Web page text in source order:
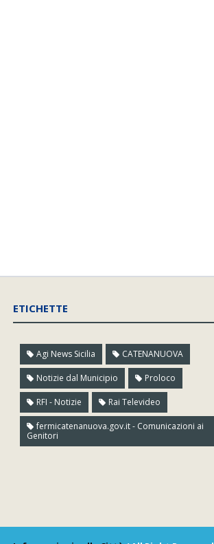
ETICHETTE
Agi News Sicilia CATENANUOVA
Notizie dal Municipio Proloco
RFI - Notizie Rai Televideo
fermicatenanuova.gov.it - Comunicazioni ai
Genitori